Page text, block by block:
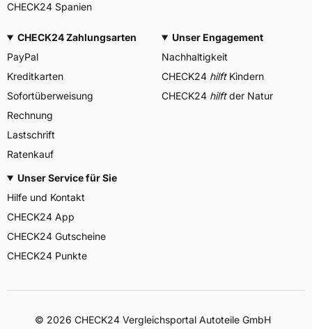
CHECK24 Spanien
CHECK24 Zahlungsarten
PayPal
Kreditkarten
Sofortüberweisung
Rechnung
Lastschrift
Ratenkauf
Unser Engagement
Nachhaltigkeit
CHECK24 hilftKindern
CHECK24 hilftder Natur
Unser Service für Sie
Hilfe und Kontakt
CHECK24 App
CHECK24 Gutscheine
CHECK24 Punkte
© 2026 CHECK24 Vergleichsportal Autoteile GmbH